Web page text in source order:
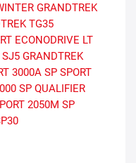
GRANDTREK
TG35
ECONODRIVE LT
SJ5 GRANDTREK
3000A SP SPORT
SP QUALIFIER
2050M SP